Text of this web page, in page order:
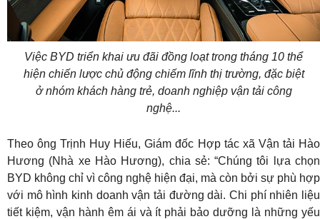
Việc BYD triển khai ưu đãi đồng loạt trong tháng 10 thể
hiện chiến lược chủ động chiếm lĩnh thị trường, đặc biệt
ở nhóm khách hàng trẻ, doanh nghiệp vận tải công
nghệ...
Theo ông Trịnh Huy Hiếu, Giám đốc Hợp tác xã Vận tải Hào
Hương (Nhà xe Hào Hương), chia sẻ: “Chúng tôi lựa chọn
BYD không chỉ vì công nghệ hiện đại, mà còn bởi sự phù hợp
với mô hình kinh doanh vận tải đường dài. Chi phí nhiên liệu
tiết kiệm, vận hành êm ái và ít phải bảo dưỡng là những yếu